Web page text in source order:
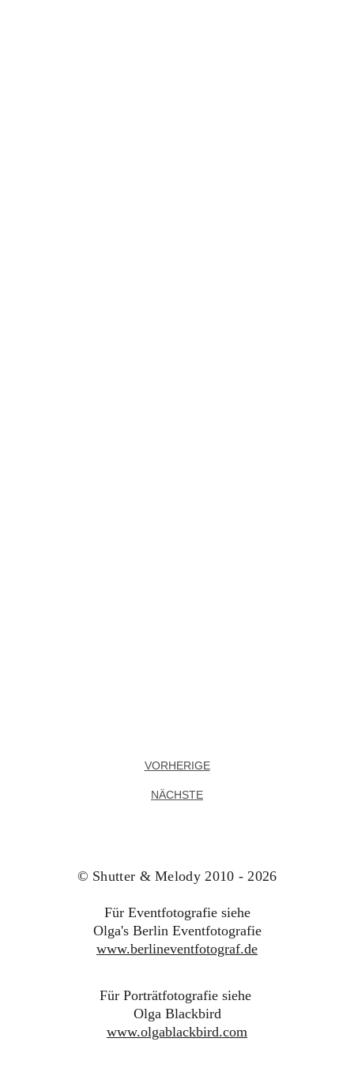
VORHERIGE
NÄCHSTE
Für Eventfotografie siehe
Olga's Berlin Eventfotografie
www.berlineventfotograf.de
Für Porträtfotografie siehe
Olga Blackbird
www.olgablackbird.com
© Shutter & Melody 2010 - 2026